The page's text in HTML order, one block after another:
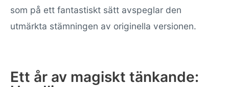
som på ett fantastiskt sätt avspeglar den
utmärkta stämningen av originella versionen.
Ett år av magiskt tänkande: